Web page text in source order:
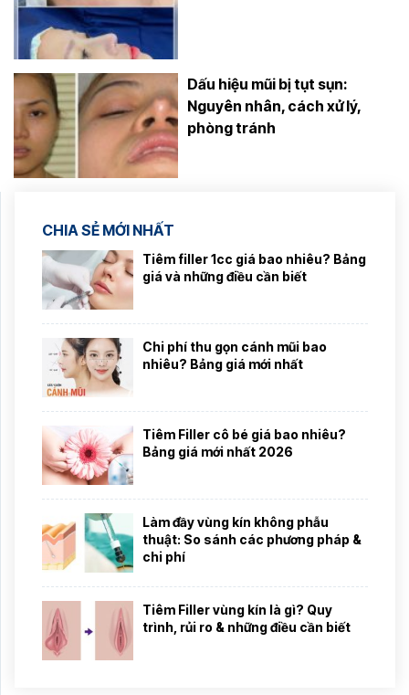
Dấu hiệu mũi bị tụt sụn:
Nguyên nhân, cách xử lý,
phòng tránh
CHIA SẺ MỚI NHẤT
Tiêm filler 1cc giá bao nhiêu? Bảng
giá và những điều cần biết
Chi phí thu gọn cánh mũi bao
nhiêu? Bảng giá mới nhất
Tiêm Filler cô bé giá bao nhiêu?
Bảng giá mới nhất 2026
Làm đầy vùng kín không phẫu
thuật: So sánh các phương pháp &
chi phí
Tiêm Filler vùng kín là gì? Quy
trình, rủi ro & những điều cần biết